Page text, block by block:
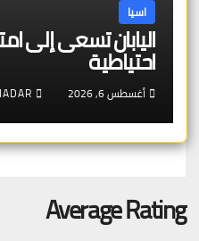
اسيا
اليابان تسعى إلى
احتياطية
أغسطس 6, 2026
Average Rating